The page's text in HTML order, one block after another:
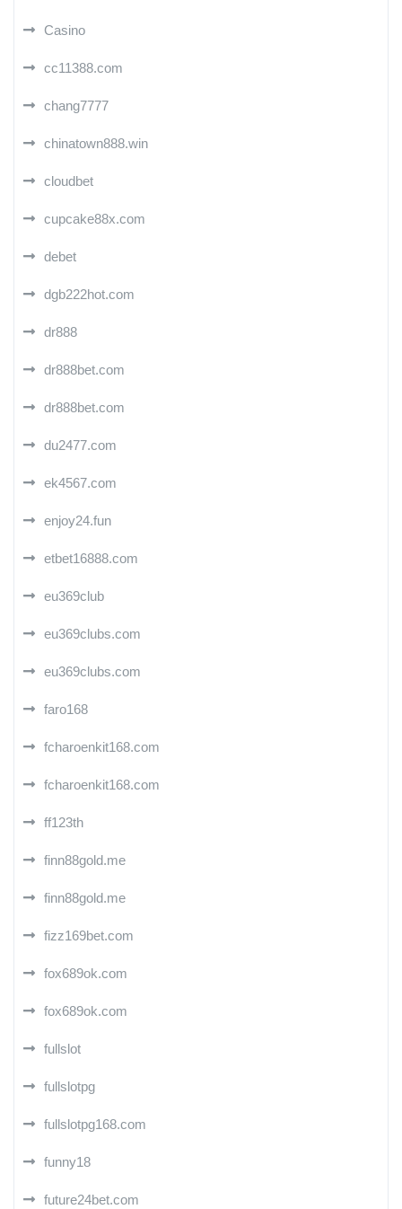
Casino
cc11388.com
chang7777
chinatown888.win
cloudbet
cupcake88x.com
debet
dgb222hot.com
dr888
dr888bet.com
dr888bet.com
du2477.com
ek4567.com
enjoy24.fun
etbet16888.com
eu369club
eu369clubs.com
eu369clubs.com
faro168
fcharoenkit168.com
fcharoenkit168.com
ff123th
finn88gold.me
finn88gold.me
fizz169bet.com
fox689ok.com
fox689ok.com
fullslot
fullslotpg
fullslotpg168.com
funny18
future24bet.com